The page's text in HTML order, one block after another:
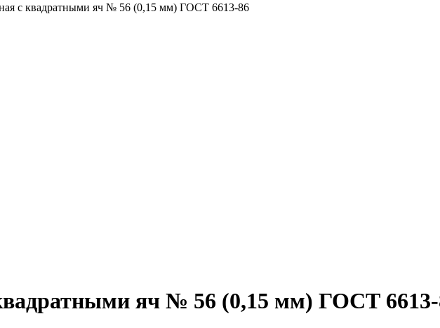
с квадратными яч № 56 (0,15 мм) ГОСТ 6613-86
яч № 56 (0,15 мм) ГОСТ